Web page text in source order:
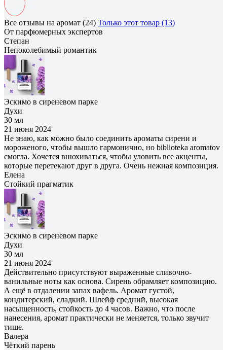
Все отзывы на аромат (24) Только этот товар (13)
От парфюмерных экспертов
Степан
Непоколебимый романтик
Эскимо в сиреневом парке
Духи
30 мл
21 июня 2024
Не знаю, как можно было соединить ароматы сирени и
мороженого, чтобы вышло гармонично, но biblioteka aromatov
смогла. Хочется внюхиваться, чтобы уловить все акценты,
которые перетекают друг в друга. Очень нежная композиция.
Елена
Cтойкий прагматик
Эскимо в сиреневом парке
Духи
30 мл
21 июня 2024
Действительно присутствуют выраженные сливочно-
ванильные ноты как основа. Сирень обрамляет композицию.
А ещё в отдалении запах вафель. Аромат густой,
кондитерский, сладкий. Шлейф средний, высокая
насыщенность, стойкость до 4 часов. Важно, что после
нанесения, аромат практически не меняется, только звучит
тише.
Валера
Чёткий парень